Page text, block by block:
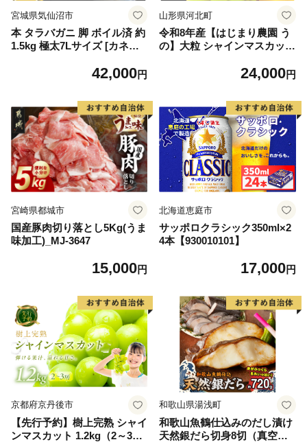
宮城県気仙沼市
本 タラバガニ 脚 ボイル済 約
1.5kg 極太7Lサイズ [カネダ
6] カニ かに 蟹 たらばがに た
42,000円
山形県河北町
令和8年産【はじまり農園 う
の】大粒 シャインマスカット
河北町産 【河北町観光物産協
24,000円
宮崎県都城市
国産豚肉切り落とし5Kg(うま
味加工)_MJ-3647
15,000円
北海道恵庭市
サッポロクラシック350ml×2
4本【930010101】
17,000円
京都府京丹後市
【先行予約】樹上完熟 シャイ
ンマスカット 1.2kg（2～3
和歌山県湯浅町
和歌山魚鶴仕込みのだし漬け
天然銀だら切身8切（真空パ